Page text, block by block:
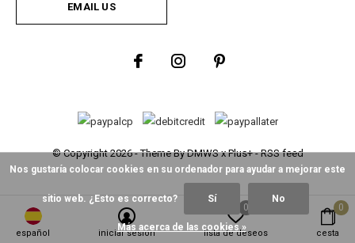
EMAIL US
© Copyright2026- Theme ByDMWSxPlus+-RSS feed
español iniciar sesión lista de deseos
0
cesta
0
Fine Asianliving Opiniones @
Nos gustaría colocar cookies en su ordenador para ayudar a mejorar este
sitio web. ¿Esto es correcto? Sí No
Más acerca de las cookies »